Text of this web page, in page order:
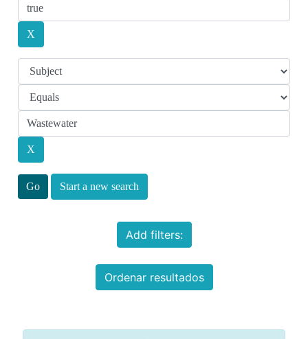
Start a new search
Add filters:
Ordenar resultados